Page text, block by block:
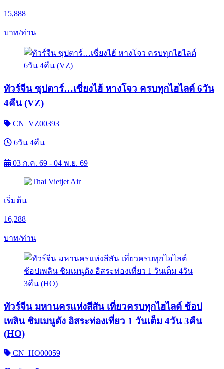
15,888
บาท/ท่าน
ทัวร์จีน ซุปตาร์…เซี่ยงไฮ้ หางโจว ครบทุกไฮไลต์ 6วัน
4คืน (VZ)
CN_VZ00393
6วัน 4คืน
03 ก.ค. 69 - 04 พ.ย. 69
เริ่มต้น
16,288
บาท/ท่าน
ทัวร์จีน มหานครแห่งสีสัน เที่ยวครบทุกไฮไลต์ ช้อป
เพลิน ชิมเมนูดัง อิสระท่องเที่ยว 1 วันเต็ม 4วัน 3คืน
(HO)
CN_HO00059